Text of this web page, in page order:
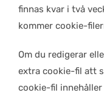
finnas kvar i två
kommer cookie-
Om du redigerar
extra cookie-fil att
cookie-fil